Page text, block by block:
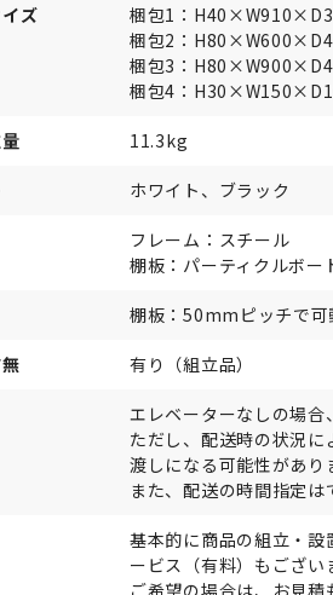
ズ
梱包1：
梱包2：
梱包3：
梱包4：
11.3kg
ホワイト、ブラック
フレーム：スチール
棚板：パーティクルボー
棚板：50mmピッチで可
有り（組立品）
エレベーターなしの場合
ただし、配送時の状況
渡しになる可能性があり
また、配送の時間指定は
基本的に商品の組立・
ービス（有料）もござい
ご希望の場合は、お見積